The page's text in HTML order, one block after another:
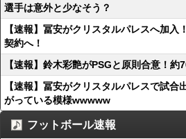
選手は意外と少なそう？
【速報】冨安がクリスタルパレスへ加
契約へ！
【速報】鈴木彩艶がPSGと原則合意！
【速報】冨安がクリスタルパレスで試合
がっている模様wwwww
フットボール速報